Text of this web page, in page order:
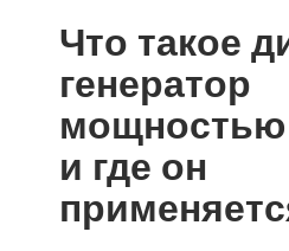
Что такое
генератор
и где он